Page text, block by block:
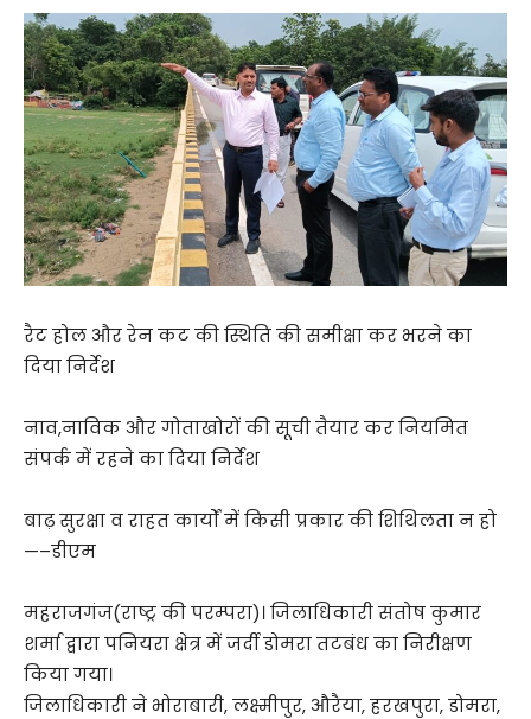
रैट होल और रेन कट की स्थिति की समीक्षा कर भरने का
दिया निर्देश
नाव,नाविक और गोताखोरों की सूची तैयार कर नियमित
संपर्क में रहने का दिया निर्देश
बाढ़ सुरक्षा व राहत कार्यों में किसी प्रकार की शिथिलता न हो
—–डीएम
महराजगंज(राष्ट्र की परम्परा)। जिलाधिकारी संतोष कुमार
शर्मा द्वारा पनियरा क्षेत्र में जर्दी डोमरा तटबंध का निरीक्षण
किया गया।
जिलाधिकारी ने भोराबारी, लक्ष्मीपुर, औरैया, हरखपुरा, डोमरा,